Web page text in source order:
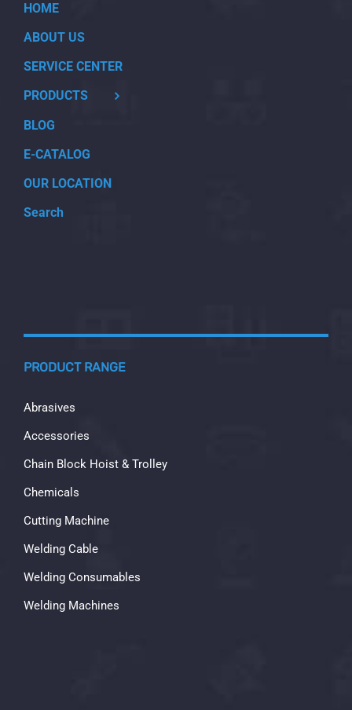
HOME
ABOUT US
SERVICE CENTER
PRODUCTS
BLOG
E-CATALOG
OUR LOCATION
Search
PRODUCT RANGE
Abrasives
Accessories
Chain Block Hoist & Trolley
Chemicals
Cutting Machine
Welding Cable
Welding Consumables
Welding Machines